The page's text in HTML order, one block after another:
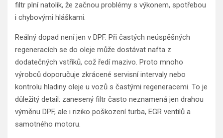
filtr plní natolik, že začnou problémy s výkonem, spotřebou
i chybovými hláškami.
Reálný dopad není jen v DPF. Při častých neúspěšných
regeneracích se do oleje může dostávat nafta z
dodatečných vstřiků, což ředí mazivo. Proto mnoho
výrobců doporučuje zkrácené servisní intervaly nebo
kontrolu hladiny oleje u vozů s častými regeneracemi. To je
důležitý detail: zanesený filtr často neznamená jen drahou
výměnu DPF, ale i riziko poškození turba, EGR ventilů a
samotného motoru.